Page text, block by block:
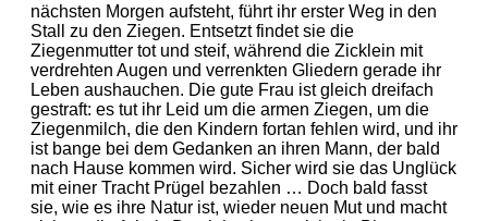
nächsten Morgen aufsteht, führt ihr erster Weg in den
Stall zu den Ziegen. Entsetzt findet sie die
Ziegenmutter tot und steif, während die Zicklein mit
verdrehten Augen und verrenkten Gliedern gerade ihr
Leben aushauchen. Die gute Frau ist gleich dreifach
gestraft: es tut ihr Leid um die armen Ziegen, um die
Ziegenmilch, die den Kindern fortan fehlen wird, und ihr
ist bange bei dem Gedanken an ihren Mann, der bald
nach Hause kommen wird. Sicher wird sie das Unglück
mit einer Tracht Prügel bezahlen … Doch bald fasst
sie, wie es ihre Natur ist, wieder neuen Mut und macht